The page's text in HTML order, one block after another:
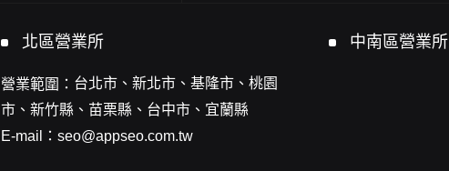
北區營業所
營業範圍： 台北市、新北市、基隆市、桃園
市、新竹縣、苗栗縣、台中市、宜蘭縣
E-mail： seo@appseo.com.tw
中南區營業所